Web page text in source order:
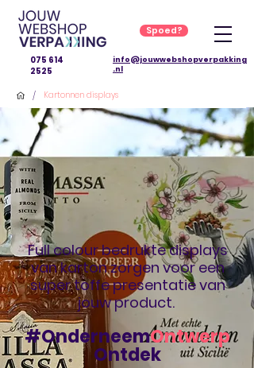
info@jouwwebshopverpakking
.nl
075 614
2525
Spoed?
/ Kartonnen displays
Full colour bedrukte displays
van karton zorgen voor een
super toffe presentatie van
jouw product.
#OnderneemOntwerp
Ontdek